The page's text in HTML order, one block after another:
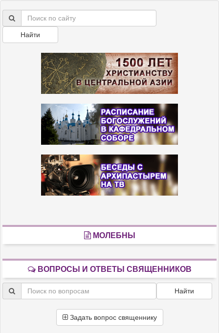
Найти
МОЛЕБНЫ
ВОПРОСЫ И ОТВЕТЫ СВЯЩЕННИКОВ
Найти
Задать вопрос священнику